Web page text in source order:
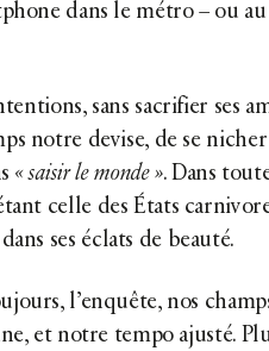
dans le métro – ou
sans sacrifier ses
notre devise, de se nicher
« saisir le monde ». Dans
celle des États
ses éclats de beauté.
l’enquête, nos
et notre tempo ajusté.